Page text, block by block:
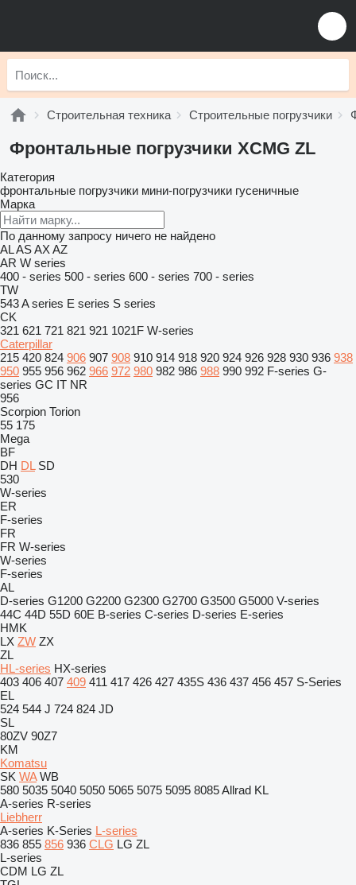
Строительная техника Строительные погрузчики
Фронтальные погрузчики XCMG ZL
Категория
фронтальные погрузчики мини-погрузчики гусеничные
Марка
По данному запросу ничего не найдено
ALASAXAZ
AR W series
400 - series 500 - series 600 - series 700 - series
TW
543A series E series S series
CK
321 621 721 821 921 1021F W-series
Caterpillar
215 420 824 906 907 908 910 914 918 920 924 926 928 930 936 938
950 955 956 962 966 972 980 982 986 988 990 992 F-series G-
series GC IT NR
956
Scorpion Torion
55 175
Mega
BF
DH DL SD
530
W-series
ER
F-series
FR
FR W-series
W-series
F-series
AL
D-series G1200 G2200 G2300 G2700 G3500 G5000 V-series
44C 44D 55D 60E B-series C-series D-series E-series
HMK
LX ZW ZX
ZL
HL-series HX-series
403 406 407 409 411 417 426 427 435S 436 437 456 457 S-Series
EL
524 544 J 724 824 JD
SL
80ZV 90Z7
KM
Komatsu
SK WA WB
580 5035 5040 5050 5065 5075 5095 8085Allrad KL
A-series R-series
Liebherr
A-series K-Series L-series
836 855 856 936 CLG LG ZL
L-series
CDM LG ZL